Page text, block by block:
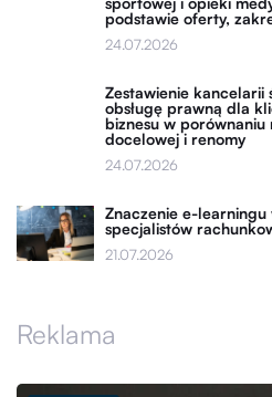
podstawie oferty,
24.07.2026
Zestawienie kancelarii
obsługę prawną dla
biznesu w
docelowej i renomy
24.07.2026
Znaczenie e-
specjalistów
21.07.2026
Reklama